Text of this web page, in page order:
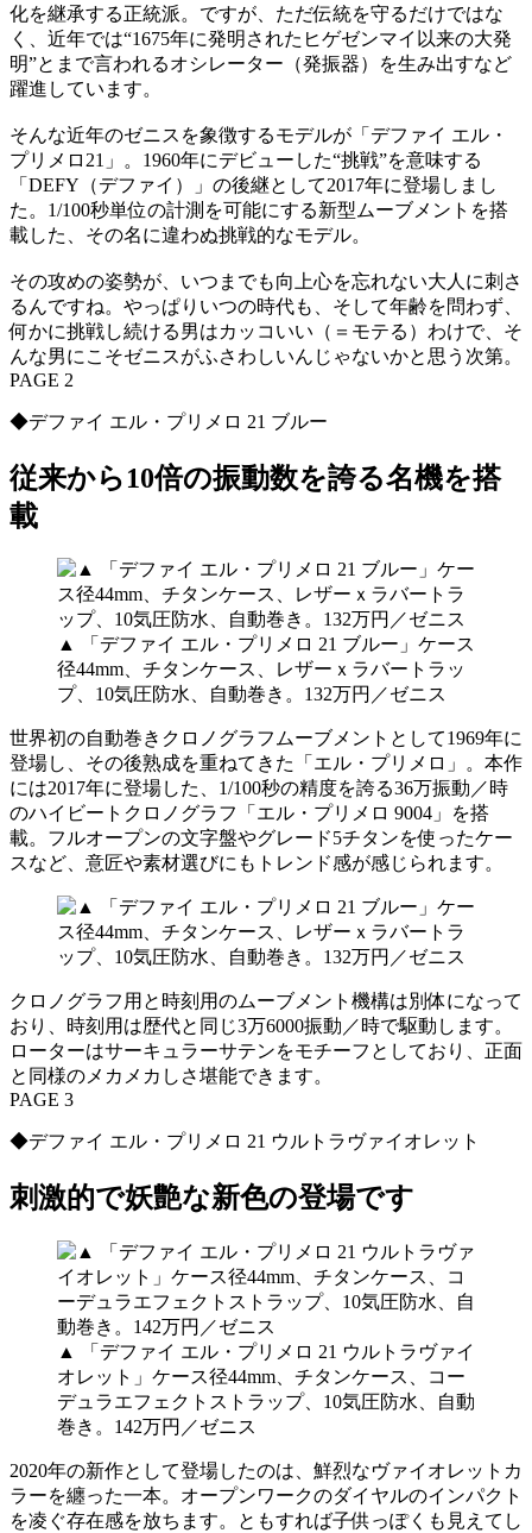
化を継承する正統派。ですが、ただ伝統を守るだけではな
く、近年では“1675年に発明されたヒゲゼンマイ以来の大発
明”とまで言われるオシレーター（発振器）を生み出すなど
躍進しています。
そんな近年のゼニスを象徴するモデルが「デファイ エル・
プリメロ21」。1960年にデビューした“挑戦”を意味する
「DEFY（デファイ）」の後継として2017年に登場しまし
た。1/100秒単位の計測を可能にする新型ムーブメントを搭
載した、その名に違わぬ挑戦的なモデル。
その攻めの姿勢が、いつまでも向上心を忘れない大人に刺さ
るんですね。やっぱりいつの時代も、そして年齢を問わず、
何かに挑戦し続ける男はカッコいい（＝モテる）わけで、そ
んな男にこそゼニスがふさわしいんじゃないかと思う次第。
PAGE 2
◆デファイ エル・プリメロ 21 ブルー
従来から10倍の振動数を誇る名機を搭
載
▲ 「デファイ エル・プリメロ 21 ブルー」ケース
径44mm、チタンケース、レザーｘラバートラッ
プ、10気圧防水、自動巻き。132万円／ゼニス
世界初の自動巻きクロノグラフムーブメントとして1969年に
登場し、その後熟成を重ねてきた「エル・プリメロ」。本作
には2017年に登場した、1/100秒の精度を誇る36万振動／時
のハイビートクロノグラフ「エル・プリメロ 9004」を搭
載。フルオープンの文字盤やグレード5チタンを使ったケー
スなど、意匠や素材選びにもトレンド感が感じられます。
クロノグラフ用と時刻用のムーブメント機構は別体になって
おり、時刻用は歴代と同じ3万6000振動／時で駆動します。
ローターはサーキュラーサテンをモチーフとしており、正面
と同様のメカメカしさ堪能できます。
PAGE 3
◆デファイ エル・プリメロ 21 ウルトラヴァイオレット
刺激的で妖艶な新色の登場です
▲ 「デファイ エル・プリメロ 21 ウルトラヴァイ
オレット」ケース径44mm、チタンケース、コー
デュラエフェクトストラップ、10気圧防水、自動
巻き。142万円／ゼニス
2020年の新作として登場したのは、鮮烈なヴァイオレットカ
ラーを纏った一本。オープンワークのダイヤルのインパクト
を凌ぐ存在感を放ちます。ともすれば子供っぽくも見えてし